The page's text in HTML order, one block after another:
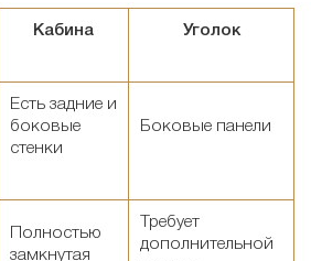
Кабина Уголок
Есть задние и
боковые
стенки
Боковые панели
Полностью
замкнутая
Требует
дополнительной